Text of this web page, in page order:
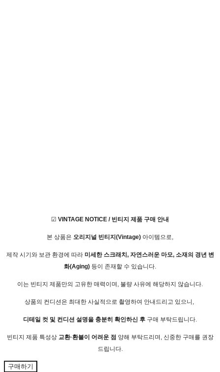
☑ VINTAGE NOTICE / 빈티지 제품 구매 안내
본 상품은 오리지널 빈티지(Vintage) 아이템으로,
제작 시기와 보관 환경에 따라 미세한 스크래치, 자연스러운 마모, 소재의 경년 변
화(Aging) 등이 존재할 수 있습니다.
이는 빈티지 제품만의 고유한 매력이며, 불량 사유에 해당하지 않습니다.
상품의 컨디션은 최대한 사실적으로 촬영하여 안내드리고 있으니,
디테일 컷 및 컨디션 설명을 충분히 확인하신 후 구매 부탁드립니다.
빈티지 제품 특성상 교환·환불이 어려운 점 양해 부탁드리며, 신중한 구매를 권장
드립니다.
구매하기